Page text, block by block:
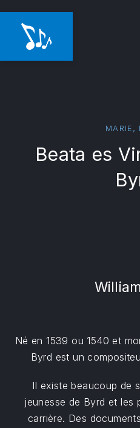
MARIE,
Beata es
Né en 1539 ou 1540 et
Byrd est un
Il existe beaucoup de
jeunesse de Byrd et les
carrière. Des